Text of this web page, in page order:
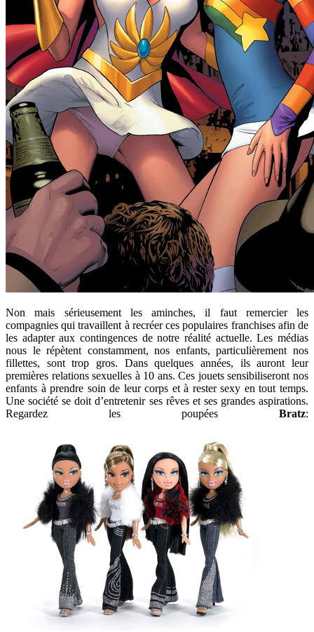
Non mais sérieusement les aminches, il faut remercier les
compagnies qui travaillent à recréer ces populaires franchises afin de
les adapter aux contingences de notre réalité actuelle. Les médias
nous le répètent constamment, nos enfants, particulièrement nos
fillettes, sont trop gros. Dans quelques années, ils auront leur
premières relations sexuelles à 10 ans. Ces jouets sensibiliseront nos
enfants à prendre soin de leur corps et à rester sexy en tout temps.
Une société se doit d’entretenir ses rêves et ses grandes aspirations.
Regardez les poupées Bratz: